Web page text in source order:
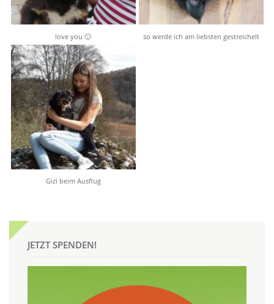
love you 🙂 so werde ich am liebsten gestreichelt
Gizi beim Ausflug
JETZT SPENDEN!